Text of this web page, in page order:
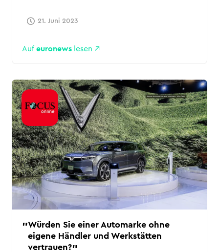
21. Juni 2023
Auf euronews lesen
Würden Sie einer Automarke ohne
eigene Händler und Werkstätten
vertrauen?